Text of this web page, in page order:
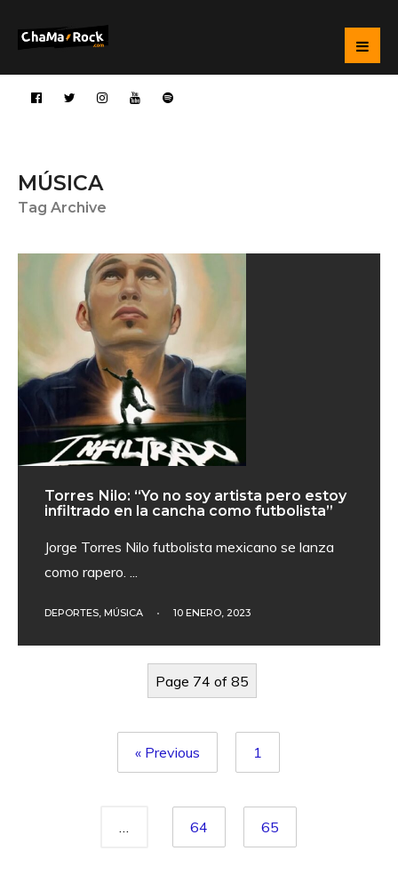
MÚSICA
Tag Archive
Torres Nilo: “Yo no soy artista pero estoy
infiltrado en la cancha como futbolista”
Jorge Torres Nilo futbolista mexicano se lanza
como rapero.
DEPORTES, MÚSICA • 10 ENERO, 2023
Page 74 of 85
« Previous 1
… 64 65